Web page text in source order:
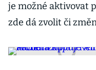
je možné aktivovat
zde dá zvolit či